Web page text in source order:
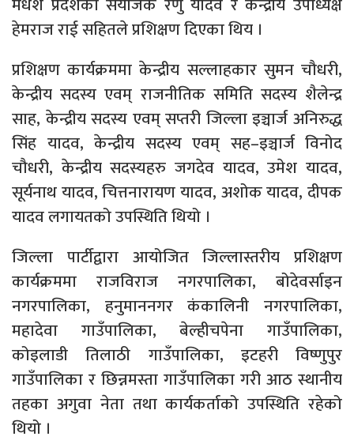
हेमराज राई सहितले प्रशिक्षण दिएका थिय ।
प्रशिक्षण कार्यक्रममा केन्द्रीय सल्लाहकार सुमन चौधरी,
केन्द्रीय सदस्य एवम् राजनीतिक समिति सदस्य शैलेन्द्र
साह, केन्द्रीय सदस्य एवम् सप्तरी जिल्ला इञ्चार्ज अनिरुद्ध
सिंह यादव, केन्द्रीय सदस्य एवम् सह–इञ्चार्ज विनोद
चौधरी, केन्द्रीय सदस्यहरु जगदेव यादव, उमेश यादव,
सूर्यनाथ यादव, चित्तनारायण यादव, अशोक यादव, दीपक
यादव लगायतको उपस्थिति थियो ।
जिल्ला पार्टीद्वारा आयोजित जिल्लास्तरीय प्रशिक्षण
कार्यक्रममा राजविराज नगरपालिका, बोदेवर्साइन
नगरपालिका, हनुमाननगर कंकालिनी नगरपालिका,
महादेवा गाउँपालिका, बेल्हीचपेना गाउँपालिका,
कोइलाडी तिलाठी गाउँपालिका, इटहरी विष्णुपुर
गाउँपालिका र छिन्नमस्ता गाउँपालिका गरी आठ स्थानीय
तहका अगुवा नेता तथा कार्यकर्ताको उपस्थिति रहेको
थियो ।